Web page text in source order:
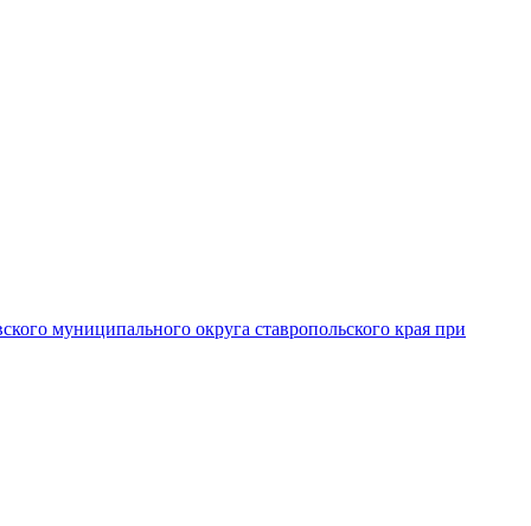
муниципального округа ставропольского края при